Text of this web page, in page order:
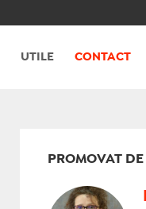
UTILE CONTACT
PROMOVAT DE